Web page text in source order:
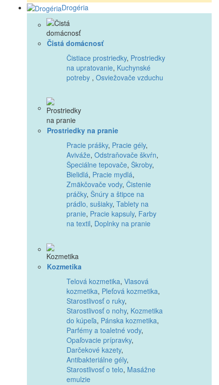
Drogéria
Čistá domácnosť
Čistiace prostriedky, Prostriedky
na upratovanie, Kuchynské
potreby , Osviežovače vzduchu
Prostriedky na pranie
Pracie prášky, Pracie gély,
Aviváže, Odstraňovače škvŕn,
Špeciálne tepovače, Škroby,
Bielidlá, Pracie mydlá,
Zmäkčovače vody, Čistenie
práčky, Šnúry a štipce na
prádlo, sušiaky, Tablety na
pranie, Pracie kapsuly, Farby
na textil, Doplnky na pranie
Kozmetika
Telová kozmetika, Vlasová
kozmetika, Pleťová kozmetika,
Starostlivosť o ruky,
Starostlivosť o nohy, Kozmetika
do kúpeľa, Pánska kozmetika,
Parfémy a toaletné vody,
Opaľovacie prípravky,
Darčekové kazety,
Antibakteriálne gély,
Starostlivosť o telo, Masážne
emulzie